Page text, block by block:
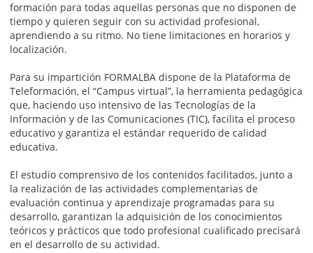
formación para todas aquellas personas que no disponen de
tiempo y quieren seguir con su actividad profesional,
aprendiendo a su ritmo. No tiene limitaciones en horarios y
localización.
Para su impartición FORMALBA dispone de la Plataforma de
Teleformación, el “Campus virtual”, la herramienta pedagógica
que, haciendo uso intensivo de las Tecnologías de la
Información y de las Comunicaciones (TIC), facilita el proceso
educativo y garantiza el estándar requerido de calidad
educativa.
El estudio comprensivo de los contenidos facilitados, junto a
la realización de las actividades complementarias de
evaluación continua y aprendizaje programadas para su
desarrollo, garantizan la adquisición de los conocimientos
teóricos y prácticos que todo profesional cualificado precisará
en el desarrollo de su actividad.